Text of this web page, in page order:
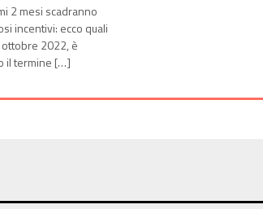
2 mesi scadranno
incentivi: ecco quali
2022, è
il termine […]